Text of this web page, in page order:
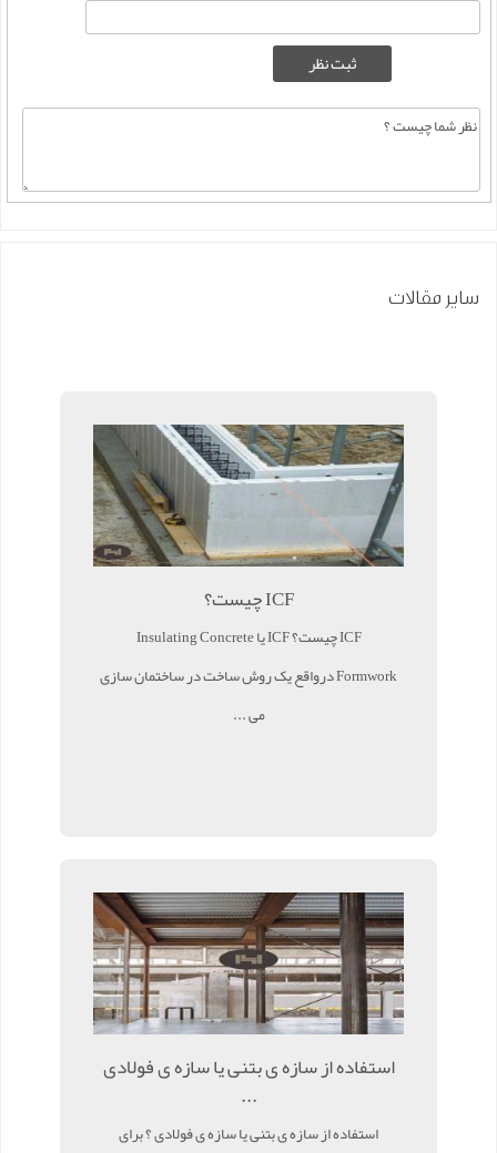
سایر مقالات
ICF چیست؟
ICF چیست؟ ICF یا Insulating Concrete
Formwork درواقع یک روش ساخت در ساختمان سازی
می ...
استفاده از سازه ی بتنی یا سازه ی فولادی
...
استفاده از سازه ی بتنی یا سازه ی فولادی ؟ برای